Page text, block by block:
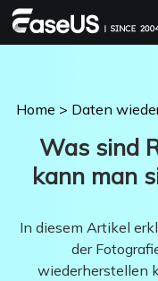
Home > Daten
Was sind
kann man
In diesem Artikel
der
wiederherstellen